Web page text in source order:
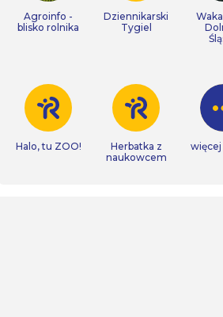
Agroinfo -
blisko rolnika
Dziennikarski
Tygiel
Halo, tu ZOO!
Herbatka z
naukowcem
więcej